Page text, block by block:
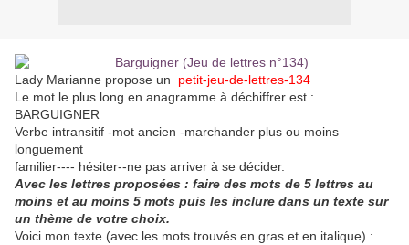
Lady Marianne propose un petit-jeu-de-lettres-134
Le mot le plus long en anagramme à déchiffrer est :
BARGUIGNER
Verbe intransitif -mot ancien -marchander plus ou moins
longuement
familier---- hésiter--ne pas arriver à se décider.
Avec les lettres proposées : faire des mots de 5 lettres au
moins et au moins 5 mots puis les inclure dans un texte sur
un thème de votre choix.
Voici mon texte (avec les mots trouvés en gras et en italique) :